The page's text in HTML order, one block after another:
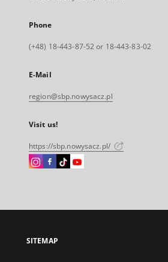
Phone
(+48) 18-443-87-52 or 18-443-83-02
E-Mail
region@sbp.nowysacz.pl
Visit us!
https://sbp.nowysacz.pl/
Instagram
open
new
Facebook
open
new
Instagram
open
new
Instagram
open
SITEMAP